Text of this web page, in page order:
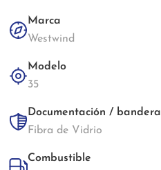
Marca
Westwind
Modelo
35
Documentación / bandera
Fibra de Vidrio
Combustible